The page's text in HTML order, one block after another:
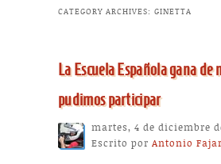
CATEGORY ARCHIVES:GINETTA
La Escuela Española gana
pudimos participar
martes, 4 de diciembre
Escrito porAntonio